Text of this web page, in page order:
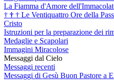
La Fiamma d'Amore
† † † Le Ventiquattro Ore della
Cristo
Istruzioni per la preparazione dei
Medaglie e Scapolari
Immagini Miracolose
Messaggi dal Cielo
Messaggi recenti
Messaggi di Gesù Buon Pastore a